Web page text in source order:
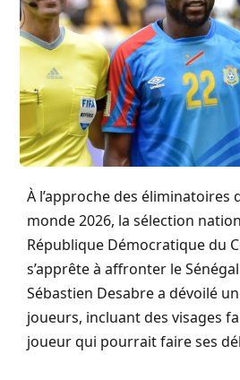
À l’approche des éliminatoires
monde 2026, la sélection
République Démocratique du
s’apprête à affronter le
Sébastien Desabre a dévoilé
joueurs, incluant des visages
joueur qui pourrait faire ses